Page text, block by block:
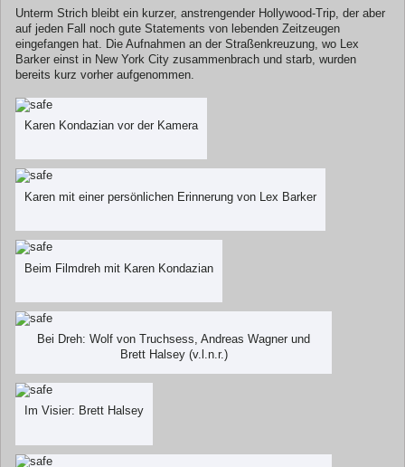
Unterm Strich bleibt ein kurzer, anstrengender Hollywood-Trip, der aber
auf jeden Fall noch gute Statements von lebenden Zeitzeugen
eingefangen hat. Die Aufnahmen an der Straßenkreuzung, wo Lex
Barker einst in New York City zusammenbrach und starb, wurden
bereits kurz vorher aufgenommen.
Karen Kondazian vor der Kamera
Karen mit einer persönlichen Erinnerung von Lex Barker
Beim Filmdreh mit Karen Kondazian
Bei Dreh: Wolf von Truchsess, Andreas Wagner und
Brett Halsey (v.l.n.r.)
Im Visier: Brett Halsey